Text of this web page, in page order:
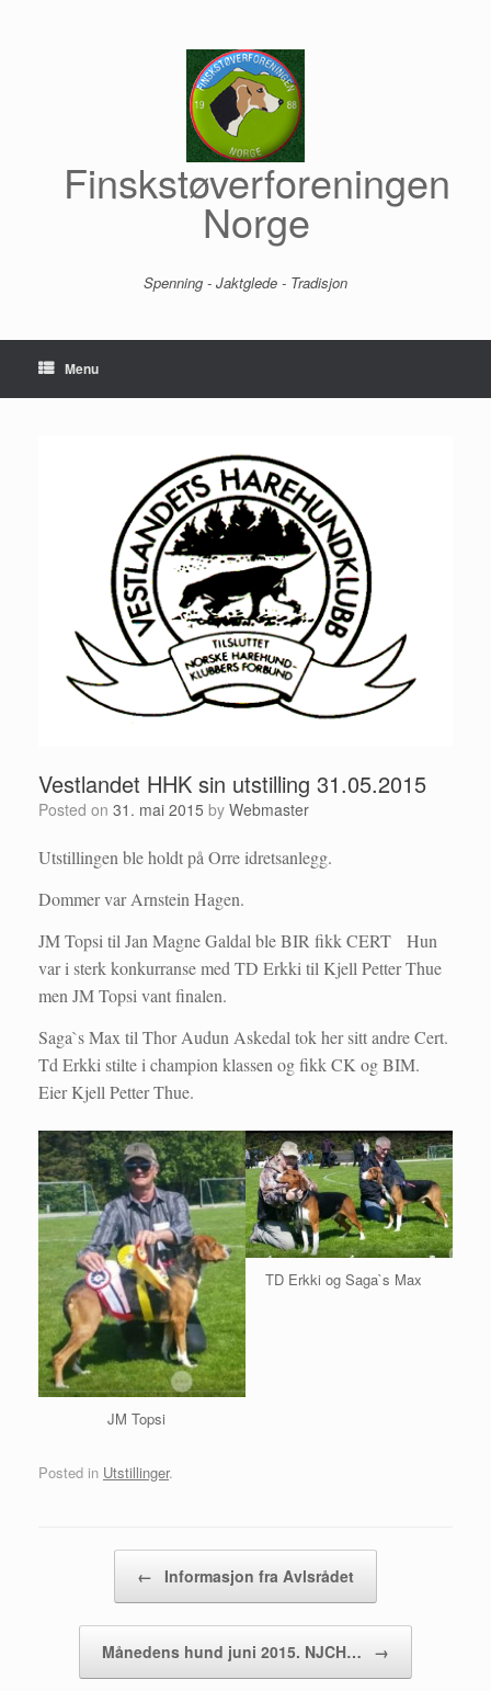
Finskstøverforeningen
Norge
Spenning - Jaktglede - Tradisjon
Menu
Vestlandet HHK sin utstilling 31.05.2015
Posted on 31. mai 2015 by Webmaster
Utstillingen ble holdt på Orre idretsanlegg.
Dommer var Arnstein Hagen.
JM Topsi til Jan Magne Galdal ble BIR fikk CERT Hun
var i sterk konkurranse med TD Erkki til Kjell Petter Thue
men JM Topsi vant finalen.
Saga`s Max til Thor Audun Askedal tok her sitt andre Cert.
Td Erkki stilte i champion klassen og fikk CK og BIM.
Eier Kjell Petter Thue.
JM Topsi
TD Erkki og Saga`s Max
Posted in Utstillinger.
← Informasjon fra Avlsrådet
Månedens hund juni 2015. NJCH… →